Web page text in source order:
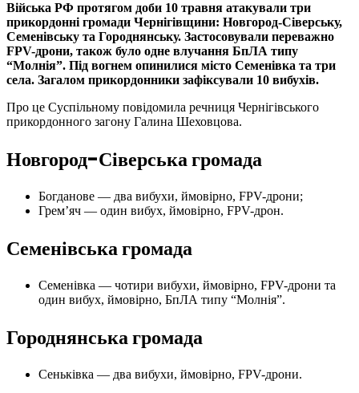
Війська РФ протягом доби 10 травня атакували три
прикордонні громади Чернігівщини: Новгород-Сіверську,
Семенівську та Городнянську. Застосовували переважно
FPV-дрони, також було одне влучання БпЛА типу
“Молнія”. Під вогнем опинилися місто Семенівка та три
села. Загалом прикордонники зафіксували 10 вибухів.
Про це Суспільному повідомила речниця Чернігівського
прикордонного загону Галина Шеховцова.
Новгород-Сіверська громада
Богданове — два вибухи, ймовірно, FPV-дрони;
Грем’яч — один вибух, ймовірно, FPV-дрон.
Семенівська громада
Семенівка — чотири вибухи, ймовірно, FPV-дрони та
один вибух, ймовірно, БпЛА типу “Молнія”.
Городнянська громада
Сеньківка — два вибухи, ймовірно, FPV-дрони.